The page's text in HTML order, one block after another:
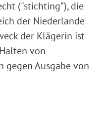
("stichting"), die
der Niederlande
der Klägerin ist
von
gegen Ausgabe von